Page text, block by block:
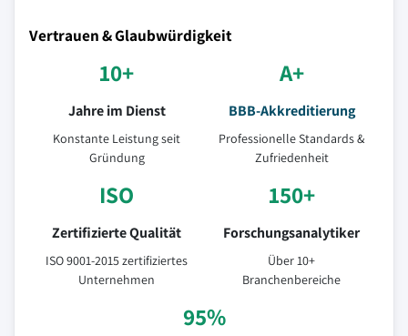
Vertrauen & Glaubwürdigkeit
10+
Jahre im Dienst
Konstante Leistung seit
Gründung
A+
BBB-Akkreditierung
Professionelle Standards &
Zufriedenheit
ISO
Zertifizierte Qualität
ISO 9001-2015 zertifiziertes
Unternehmen
150+
Forschungsanalytiker
Über 10+
Branchenbereiche
95%